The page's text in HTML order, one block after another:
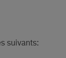
suivants: